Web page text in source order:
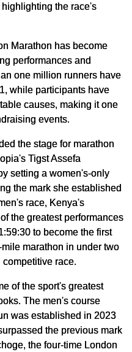
the race's
Marathon has become
performances and
one million runners have
while participants have
causes, making it one
events.
the stage for marathon
Tigst Assefa
setting a women's-only
the mark she established
race, Kenya's
the greatest performances
to become the first
marathon in under two
race.
of the sport's greatest
The men's course
was established in 2023
the previous mark
the four-time London